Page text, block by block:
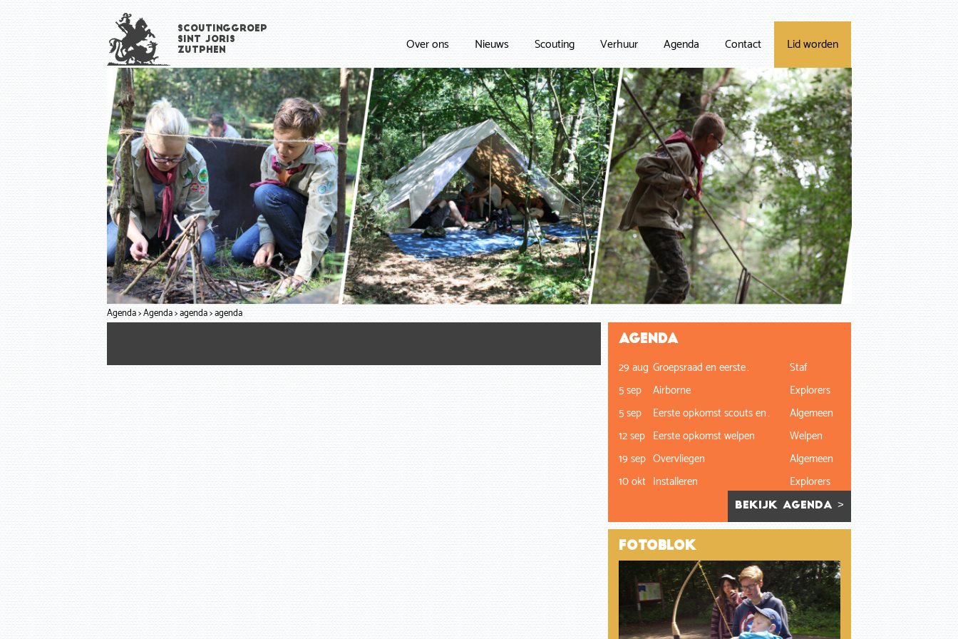
Scoutinggroep
Sint Joris
Zutphen
Over ons Nieuws Scouting Verhuur Agenda Contact Lid worden
Agenda Agenda agenda agenda
Agenda
29 aug Groepsraad en eerste…
Staf
5 sep
Airborne
Explorers
5 sep
Eerste opkomst scouts en…
Algemeen
12 sep Eerste opkomst welpen
Welpen
19 sep Overvliegen
Algemeen
10 okt Installeren Explorers
bekijk agenda >
Fotoblok